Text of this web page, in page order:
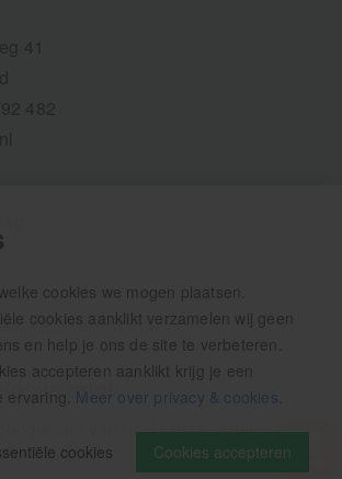
cookies we mogen plaatsen.
cookies aanklikt verzamelen wij geen
en help je ons de site te verbeteren.
accepteren aanklikt krijg je een
Meer over privacy & cookies
Cookies accepteren
cookies
12.30 en 13.00u
zijn van het laatste nieuws: